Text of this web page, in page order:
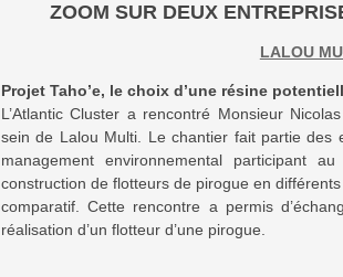
ZOOM SUR DEUX
LALOU
Projet Taho’e, le choix d’une résine
L’Atlantic Cluster a rencontré Monsieur
sein de Lalou Multi. Le chantier fait partie des
management environnemental participant
construction de flotteurs de pirogue en
comparatif. Cette rencontre a permis
réalisation d’un flotteur d’une pirogue.